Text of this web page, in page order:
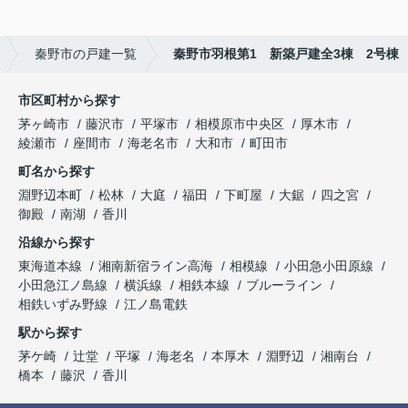
秦野市の戸建一覧 秦野市羽根第1 新築戸建全3棟 2号棟
市区町村から探す
茅ヶ崎市
藤沢市 平塚市 相模原市中央区
厚木市
綾瀬市
座間市 海老名市 大和市
町田市
町名から探す
淵野辺本町
松林 大庭 福田 下町屋 大鋸
四之宮
御殿
南湖
香川
沿線から探す
東海道本線
湘南新宿ライン高海 相模線
小田急小田原線
小田急江ノ島線
横浜線 相鉄本線
ブルーライン
相鉄いずみ野線
江ノ島電鉄
駅から探す
茅ケ崎
辻堂 平塚 海老名 本厚木 淵野辺
湘南台
橋本
藤沢 香川